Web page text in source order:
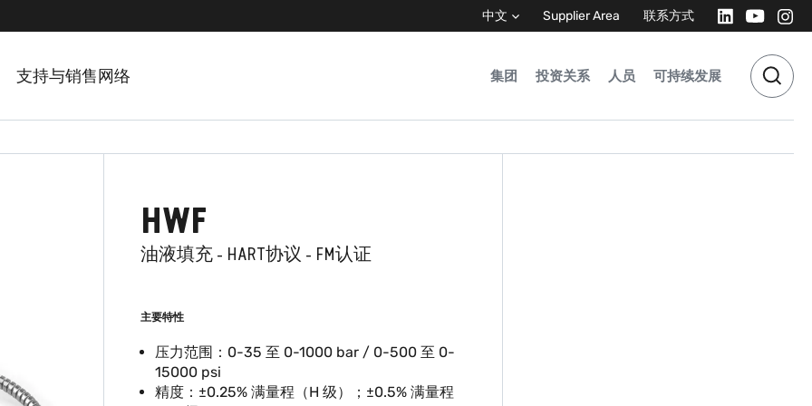
中文 Supplier Area 联系方式
支持与销售网络 集团 投资关系 人员 可持续发展
HWF
油液填充 - HART协议 - FM认证
主要特性
压力范围：0-35 至 0-1000 bar / 0-500 至 0-
15000 psi
精度：±0.25% 满量程（H 级）；±0.5% 满量程